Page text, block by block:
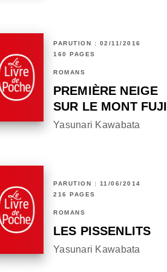
PARUTION : 02/11/2016
160 PAGES
ROMANS
PREMIÈRE NEIGE
SUR LE MONT FUJI
Yasunari Kawabata
PARUTION : 11/06/2014
216 PAGES
ROMANS
LES PISSENLITS
Yasunari Kawabata